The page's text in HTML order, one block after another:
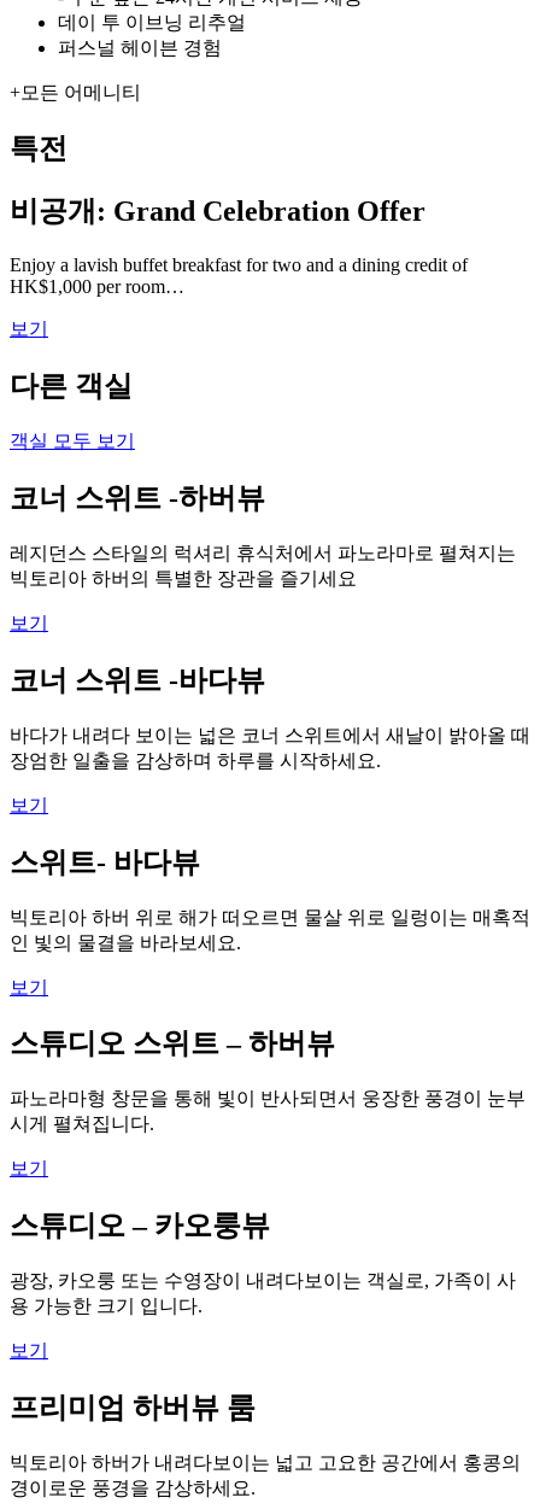
데이 투 이브닝 리추얼
퍼스널 헤이븐 경험
+모든 어메니티
특전
비공개: Grand Celebration Offer
Enjoy a lavish buffet breakfast for two and a dining credit of
HK$1,000 per room…
보기
다른 객실
객실 모두 보기
코너 스위트 -하버뷰
레지던스 스타일의 럭셔리 휴식처에서 파노라마로 펼쳐지는
빅토리아 하버의 특별한 장관을 즐기세요
보기
코너 스위트 -바다뷰
바다가 내려다 보이는 넓은 코너 스위트에서 새날이 밝아올 때
장엄한 일출을 감상하며 하루를 시작하세요.
보기
스위트- 바다뷰
빅토리아 하버 위로 해가 떠오르면 물살 위로 일렁이는 매혹적
인 빛의 물결을 바라보세요.
보기
스튜디오 스위트 – 하버뷰
파노라마형 창문을 통해 빛이 반사되면서 웅장한 풍경이 눈부
시게 펼쳐집니다.
보기
스튜디오 – 카오룽뷰
광장, 카오룽 또는 수영장이 내려다보이는 객실로, 가족이 사
용 가능한 크기 입니다.
보기
프리미엄 하버뷰 룸
빅토리아 하버가 내려다보이는 넓고 고요한 공간에서 홍콩의
경이로운 풍경을 감상하세요.